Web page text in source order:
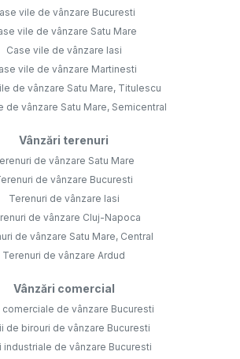
vile de vânzare Bucuresti
vile de vânzare Satu Mare
Case vile de vânzare Iasi
vile de vânzare Martinesti
de vânzare Satu Mare, Titulescu
de vânzare Satu Mare, Semicentral
Vânzări terenuri
de vânzare Satu Mare
de vânzare Bucuresti
Terenuri de vânzare Iasi
de vânzare Cluj-Napoca
de vânzare Satu Mare, Central
Terenuri de vânzare Ardud
Vânzări comercial
comerciale de vânzare Bucuresti
de birouri de vânzare Bucuresti
industriale de vânzare Bucuresti